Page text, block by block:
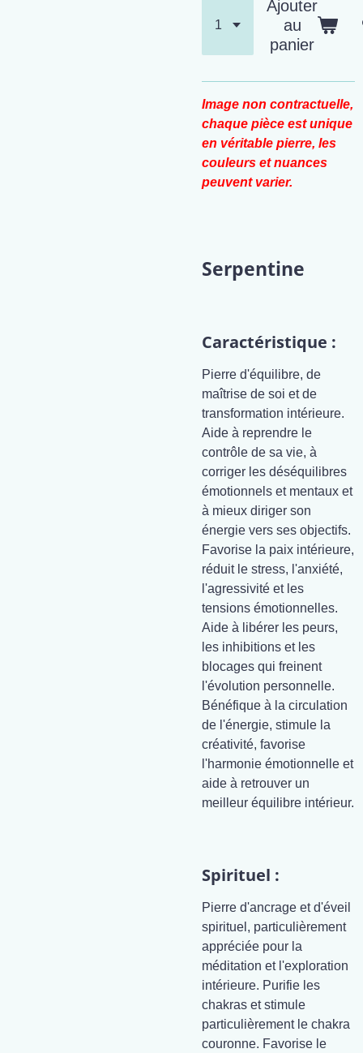
Ajouter
au
panier
Image non contractuelle,
chaque pièce est unique
en véritable pierre, les
couleurs et nuances
peuvent varier.
Serpentine
Caractéristique :
Pierre d'équilibre, de
maîtrise de soi et de
transformation intérieure.
Aide à reprendre le
contrôle de sa vie, à
corriger les déséquilibres
émotionnels et mentaux et
à mieux diriger son
énergie vers ses objectifs.
Favorise la paix intérieure,
réduit le stress, l'anxiété,
l'agressivité et les
tensions émotionnelles.
Aide à libérer les peurs,
les inhibitions et les
blocages qui freinent
l'évolution personnelle.
Bénéfique à la circulation
de l'énergie, stimule la
créativité, favorise
l'harmonie émotionnelle et
aide à retrouver un
meilleur équilibre intérieur.
Spirituel :
Pierre d'ancrage et d'éveil
spirituel, particulièrement
appréciée pour la
méditation et l'exploration
intérieure. Purifie les
chakras et stimule
particulièrement le chakra
couronne. Favorise le